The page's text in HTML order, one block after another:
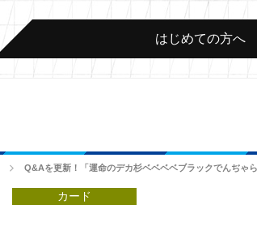
はじめての方へ
Q&Aを更新！「運命のデカ杉ベベベベブラックでんぢゃ
カード